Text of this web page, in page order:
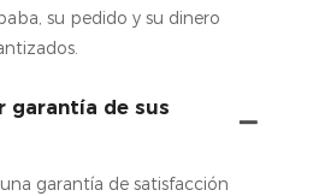
su pedido y su dinero
garantía de sus
garantía de satisfacción